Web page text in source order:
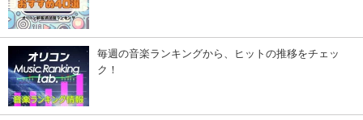
毎週の音楽ランキングから、ヒットの推移をチェッ
ク！